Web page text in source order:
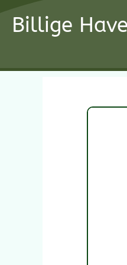
indholdet
Billige